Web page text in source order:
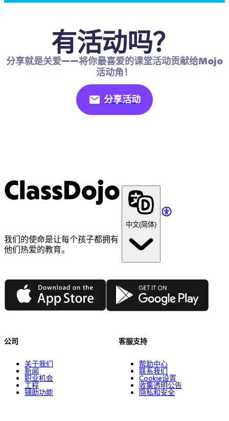
有活动吗？
分享就是关爱——将你最喜爱的课堂活动贡献给Mojo
活动角！
分享活动
ClassDojo
我们的使命是让每个孩子都拥有
他们热爱的教育。
中文(简体)
App Store Google Play
公司
关于我们
新闻
职业机会
工程
辅助功能
客服支持
帮助中心
联系我们
Cookie设置
收集透明公告
隐私和安全